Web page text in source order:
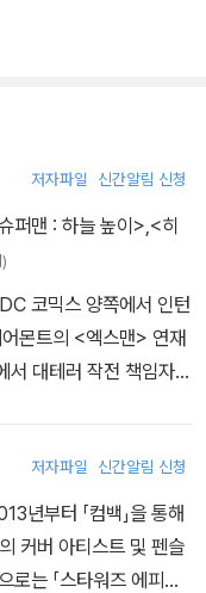
저자파일 신간알림 신청
퍼맨 : 하늘 높이> <히
코믹스 양쪽에서 인턴
몬트의 <엑스맨> 연재
대테러 작전 책임자로
야기를 선보였으며, 이
믹스에서 ‘올뉴 올디퍼
연재한 12부작 <비전>
버 아티스트 마이크
저자파일 신간알림 신청
년부터 「컴백」을 통해
커버 아티스트 및 펜슬
는 「스타워즈 에피소